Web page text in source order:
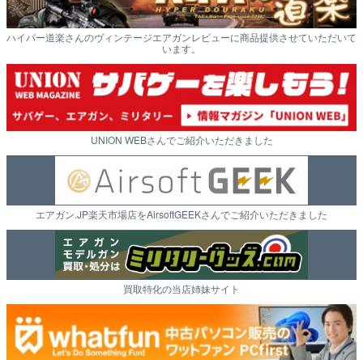
ハイパー道楽さんのヴィンテージエアガンレビューに商品提供させていただいて
います。
UNION WEBさんでご紹介いただきました
エアガン.JP楽天市場店をAirsoftGEEKさんでご紹介いただきました
買取特化の当店姉妹サイト